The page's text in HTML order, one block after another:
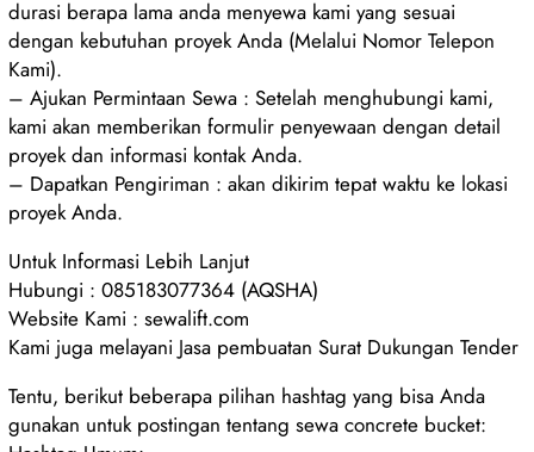
durasi berapa lama anda menyewa kami yang sesuai
dengan kebutuhan proyek Anda (Melalui Nomor Telepon
Kami).
– Ajukan Permintaan Sewa : Setelah menghubungi kami,
kami akan memberikan formulir penyewaan dengan detail
proyek dan informasi kontak Anda.
– Dapatkan Pengiriman : akan dikirim tepat waktu ke lokasi
proyek Anda.
Untuk Informasi Lebih Lanjut
Hubungi : 085183077364 (AQSHA)
Website Kami : sewalift.com
Kami juga melayani Jasa pembuatan Surat Dukungan Tender
Tentu, berikut beberapa pilihan hashtag yang bisa Anda
gunakan untuk postingan tentang sewa concrete bucket: